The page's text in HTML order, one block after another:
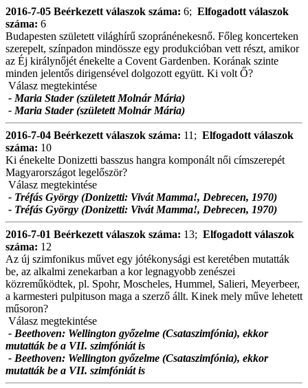
2016-7-05 Beérkezett válaszok száma: 6; Elfogadott válaszok
száma: 6
Budapesten született világhírű szopránénekesnő. Főleg koncerteken
szerepelt, színpadon mindössze egy produkcióban vett részt, amikor
az Éj királynőjét énekelte a Covent Gardenben. Korának szinte
minden jelentős dirigensével dolgozott együtt. Ki volt Ő?
Válasz megtekintése
- Maria Stader (született Molnár Mária)
- Maria Stader (született Molnár Mária)
2016-7-04 Beérkezett válaszok száma: 11; Elfogadott válaszok
száma: 10
Ki énekelte Donizetti basszus hangra komponált női címszerepét
Magyarországot legelőször?
Válasz megtekintése
- Tréfás György (Donizetti: Vivát Mamma!, Debrecen, 1970)
- Tréfás György (Donizetti: Vivát Mamma!, Debrecen, 1970)
2016-7-01 Beérkezett válaszok száma: 13; Elfogadott válaszok
száma: 12
Az új szimfonikus művet egy jótékonysági est keretében mutatták
be, az alkalmi zenekarban a kor legnagyobb zenészei
közreműködtek, pl. Spohr, Moscheles, Hummel, Salieri, Meyerbeer,
a karmesteri pulpituson maga a szerző állt. Kinek mely műve lehetett
műsoron?
Válasz megtekintése
- Beethoven: Wellington győzelme (Csataszimfónia), ekkor
mutatták be a VII. szimfóniát is
- Beethoven: Wellington győzelme (Csataszimfónia), ekkor
mutatták be a VII. szimfóniát is